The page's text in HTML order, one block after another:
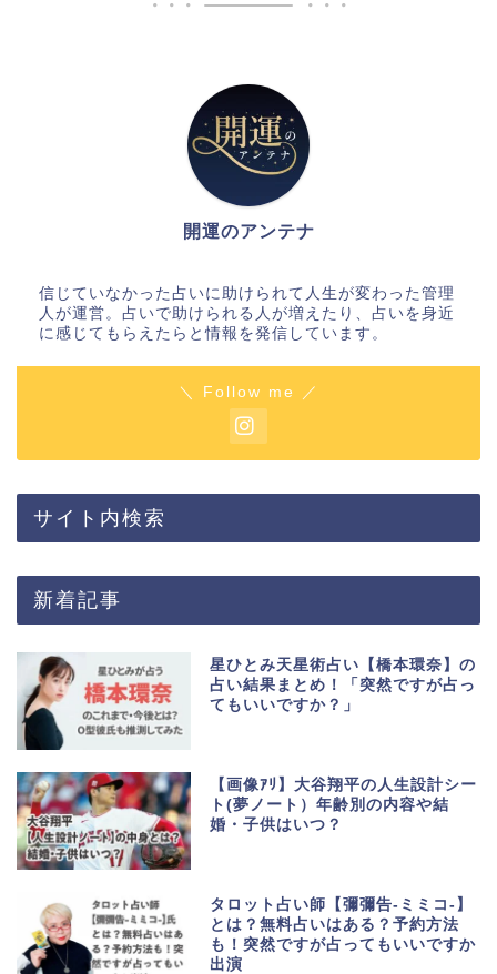
開運のアンテナ
信じていなかった占いに助けられて人生が変わった管理
人が運営。占いで助けられる人が増えたり、占いを身近
に感じてもらえたらと情報を発信しています。
＼ Follow me ／
サイト内検索
新着記事
星ひとみ天星術占い【橋本環奈】の
占い結果まとめ！「突然ですが占っ
てもいいですか？」
【画像ｱﾘ】大谷翔平の人生設計シー
ト(夢ノート）年齢別の内容や結
婚・子供はいつ？
タロット占い師【彌彌告-ミミコ-】
とは？無料占いはある？予約方法
も！突然ですが占ってもいいですか
出演